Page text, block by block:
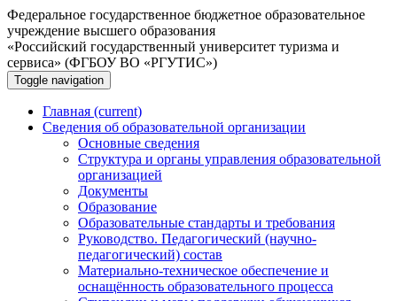
Федеральное государственное бюджетное образовательное
учреждение высшего образования
«Российский государственный университет туризма и
сервиса» (ФГБОУ ВО «РГУТИС»)
Toggle navigation
Главная (current)
Сведения об образовательной организации
Основные сведения
Структура и органы управления образовательной
организацией
Документы
Образование
Образовательные стандарты и требования
Руководство. Педагогический (научно-
педагогический) состав
Материально-техническое обеспечение и
оснащённость образовательного процесса